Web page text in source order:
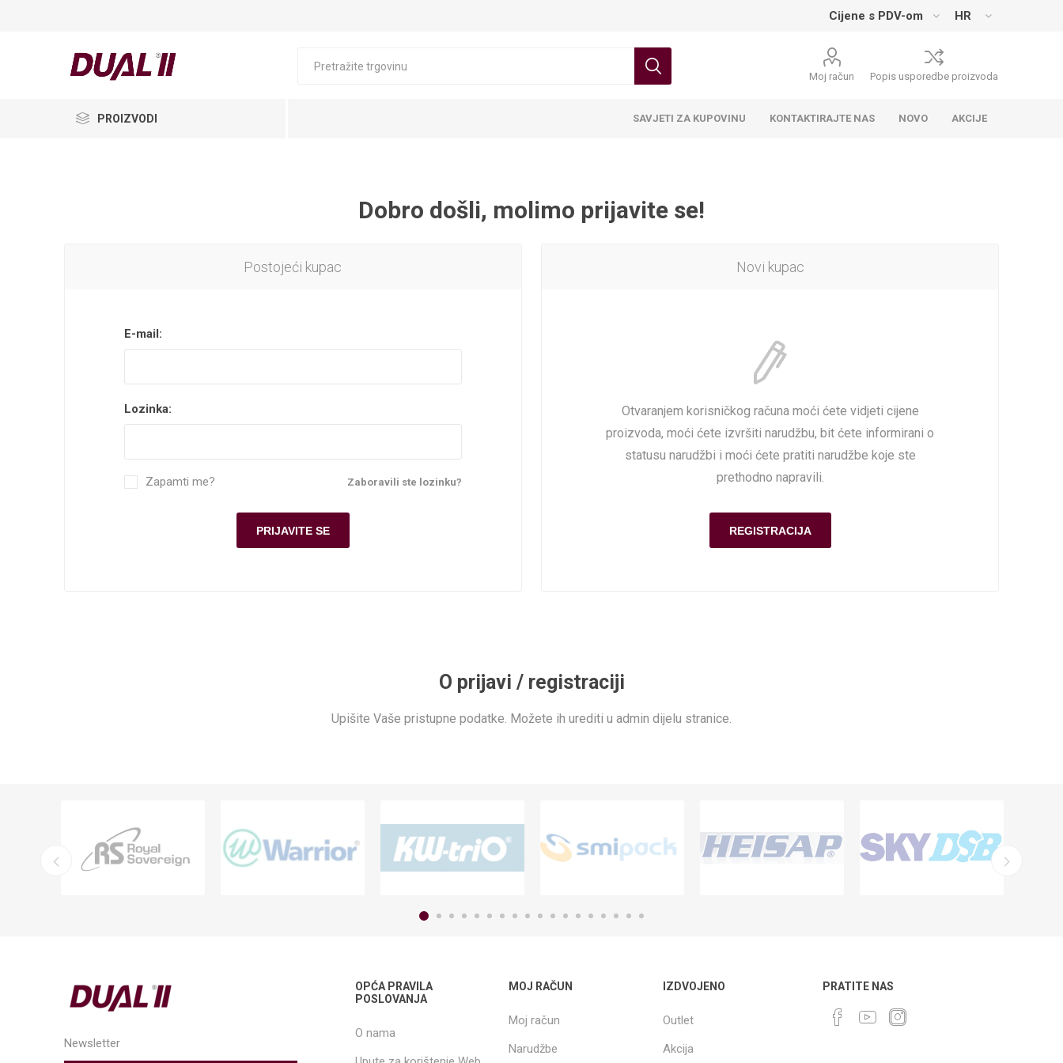
Moj račun Popis usporedbe proizvoda
PROIZVODI SAVJETI ZA KUPOVINU KONTAKTIRAJTE NAS NOVO AKCIJE
Dobro došli, molimo prijavite se!
Novi kupac
Otvaranjem korisničkog računa moći ćete vidjeti cijene
proizvoda, moći ćete izvršiti narudžbu, bit ćete informirani o
statusu narudžbi i moći ćete pratiti narudžbe koje ste
prethodno napravili.
Postojeći kupac
E-mail:
Lozinka:
Zaboravili ste lozinku?
Zapamti me?
O prijavi / registraciji
Upišite Vaše pristupne podatke. Možete ih urediti u admin dijelu stranice.
Newsletter
OPĆA PRAVILA
POSLOVANJA
O nama
MOJ RAČUN
Moj račun
Narudžbe
IZDVOJENO
Outlet
Akcija
PRATITE NAS